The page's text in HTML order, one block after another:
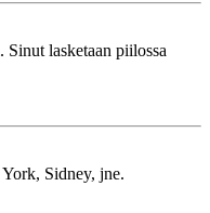
lasketaan piilossa
Sidney, jne.